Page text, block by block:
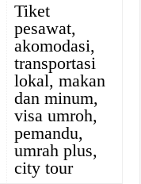
Tiket
pesawat,
akomodasi,
transportasi
lokal, makan
dan minum,
visa umroh,
pemandu,
umrah plus,
city tour